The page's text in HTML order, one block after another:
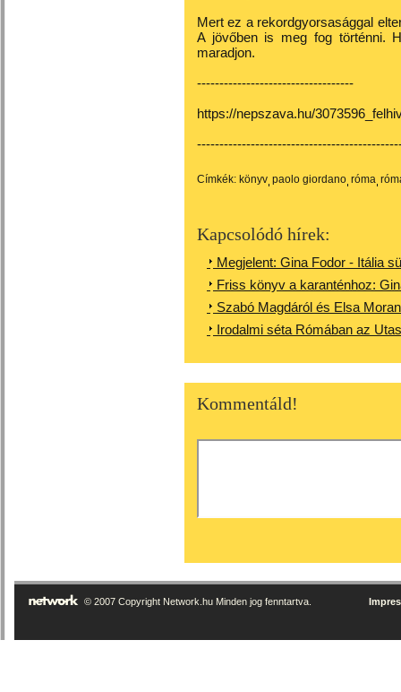
Mert ez a rekordgyorsasággal
A jövőben is meg fog történni.
maradjon.
-----------------------------------
https://nepszava.hu/
Címkék: könyv paolo giordano róma
Kapcsolódó hírek:
Megjelent: Gina Fodor - Itália
Friss könyv a karanténhoz:
Szabó Magdáról és Elsa
Irodalmi séta Rómában az
Kommentáld!
© 2007 Copyright Network.hu Minden jog fenntartva.